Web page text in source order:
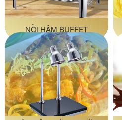
NỒI HÂM BUFFET